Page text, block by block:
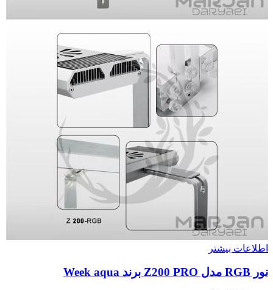
اطلاعات بیشتر
نور RGB مدل Z200 PRO برند Week aqua